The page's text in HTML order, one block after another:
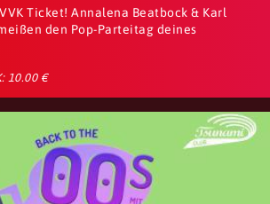
Ticket! Annalena Beatbock & Karl
den Pop-Parteitag deines
10.00 €